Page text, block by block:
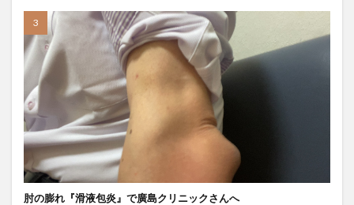
肘の膨れ『滑液包炎』で廣島クリニックさんへ